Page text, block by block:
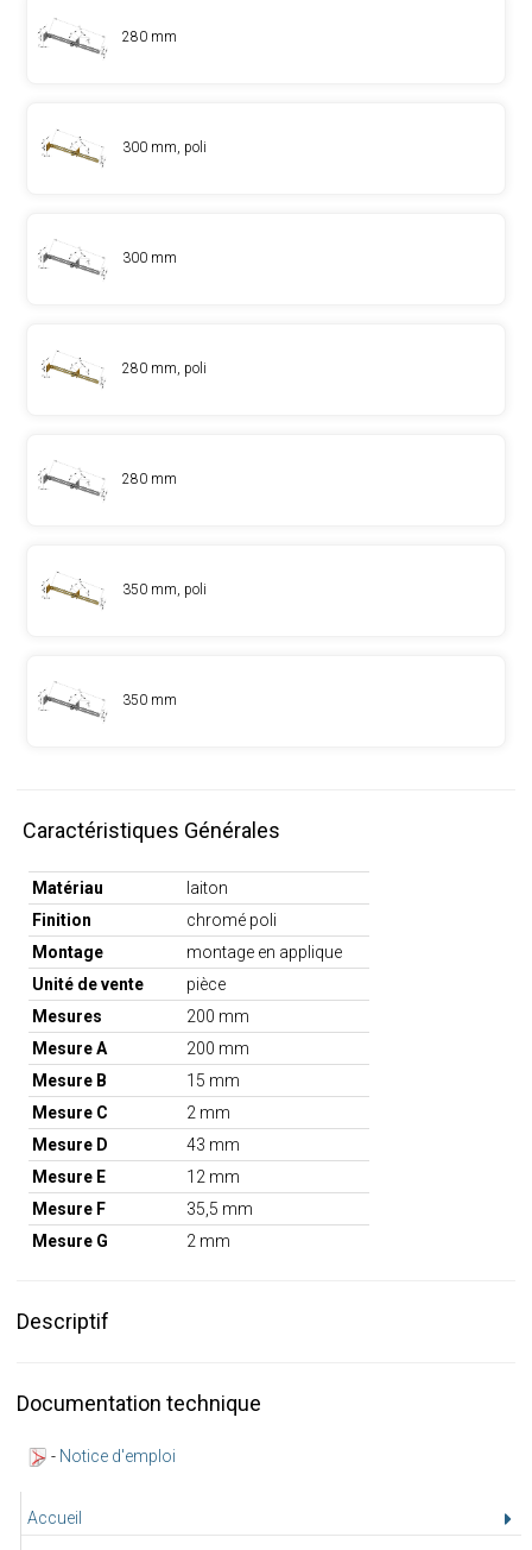
Accueil
280 mm
300 mm, poli
300 mm
280 mm, poli
280 mm
350 mm, poli
350 mm
Caractéristiques Générales
Matériau
laiton
Finition
chromé poli
Montage
montage en applique
Unité de vente
pièce
Mesures
200 mm
Mesure A
200 mm
Mesure B
15 mm
Mesure C
2 mm
Mesure D
43 mm
Mesure E
12 mm
Mesure F
35,5 mm
Mesure G
2 mm
Descriptif
Documentation technique
- Notice d'emploi